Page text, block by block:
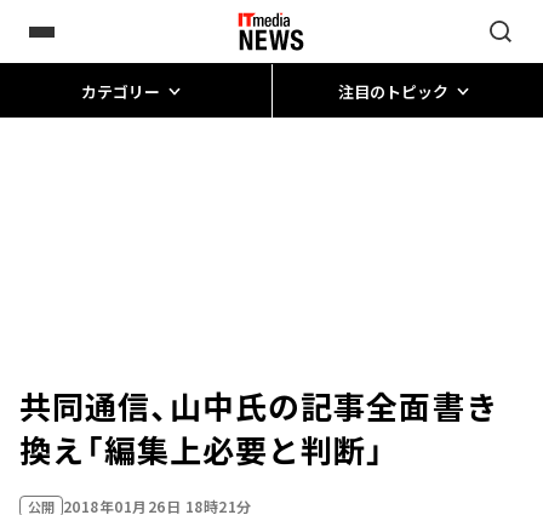
カテゴリー 注目のトピック
共同通信、山中氏の記事全面書き
換え「編集上必要と判断」
公開 2018年01月26日 18時21分